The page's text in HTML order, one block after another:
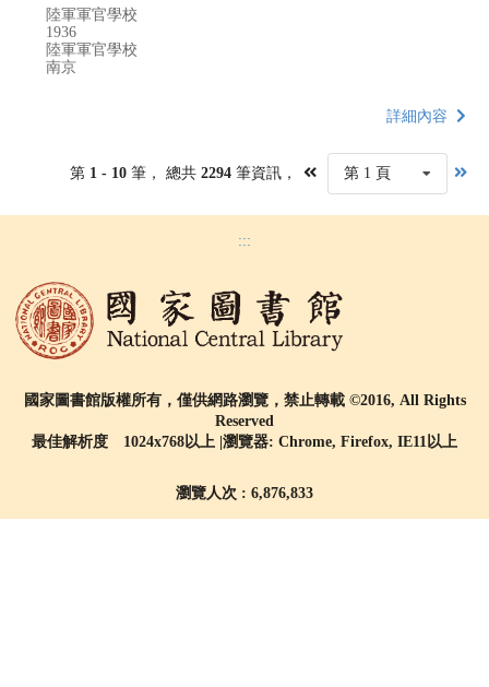
陸軍軍官學校
1936
陸軍軍官學校
南京
詳細內容
第 1 - 10 筆， 總共 2294筆資訊， 第 1 頁
:::
國家圖書館版權所有，僅供網路瀏覽，禁止轉載 ©2016, All Rights
Reserved
最佳解析度 1024x768以上 |瀏覽器: Chrome, Firefox, IE11以上
瀏覽人次 : 6,876,833